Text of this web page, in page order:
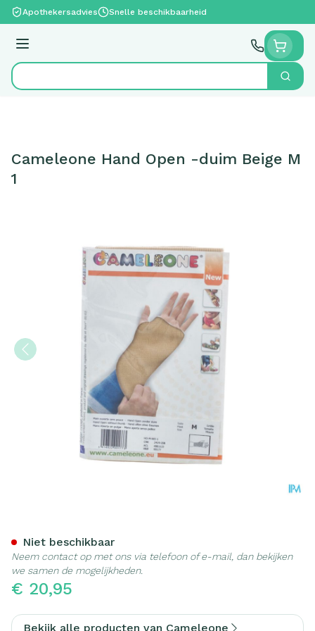
Ga naar de inhoud
Apothekersadvies Snelle beschikbaarheid
Menu
Product, merk, categorie... Zoek
Cameleone Hand Open -duim Beige M
1
€ 20,95
Niet beschikbaar
Neem contact op met ons via telefoon of e-mail, dan bekijken
we samen de mogelijkheden.
Bekijk alle producten van Cameleone